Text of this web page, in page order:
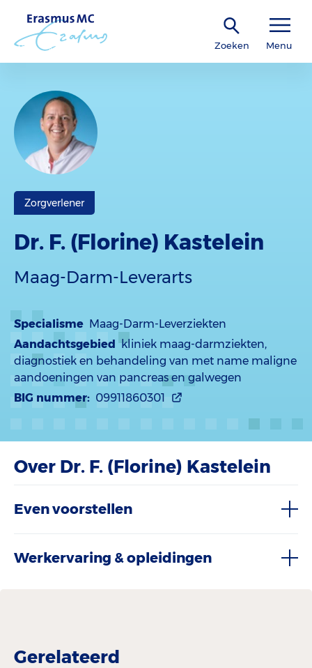
Zoeken Menu
Zorgverlener
Dr. F. (Florine) Kastelein
Maag-Darm-Leverarts
Specialisme Maag-Darm-Leverziekten
Aandachtsgebied kliniek maag-darmziekten,
diagnostiek en behandeling van met name maligne
aandoeningen van pancreas en galwegen
BIG nummer: 09911860301
Over Dr. F. (Florine) Kastelein
Even voorstellen
Werkervaring & opleidingen
Gerelateerd